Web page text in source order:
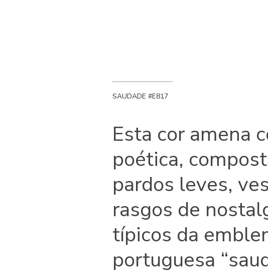
SAUDADE #E817
Esta cor amena
poética,
pardos leves,
rasgos de
típicos da
portuguesa